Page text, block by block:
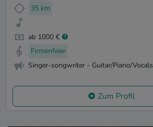
35 km
ab 1000 €
Firmenfeier
Singer-songwriter - Guitar/Piano/Vocals
Zum Profil